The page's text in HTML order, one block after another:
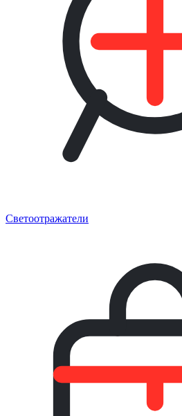
Светоотражатели